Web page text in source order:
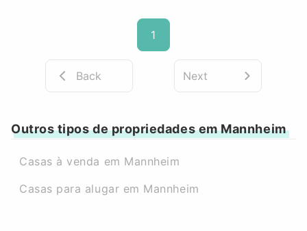
1
Back Next
Outros tipos de propriedades em Mannheim
Casas à venda em Mannheim
Casas para alugar em Mannheim